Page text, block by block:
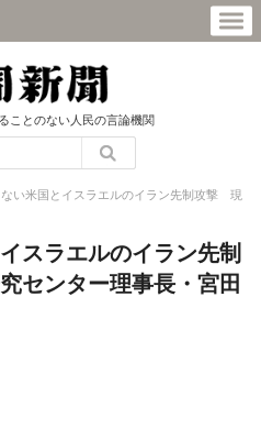
ことのない人民の言論機関
ない米国とイスラエルのイラン先制攻撃 現
スラエルのイラン先制
センター理事長・宮田